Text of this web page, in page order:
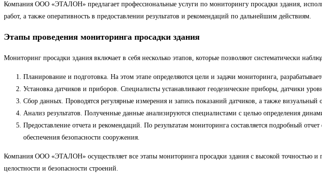
Компания ООО «ЭТАЛОН» предлагает профессиональные услуги по мониторингу просадки здания,
работ, а также оперативность в предоставлении результатов и рекомендаций по дальнейшим действиям.
Этапы проведения мониторинга просадки здания
Мониторинг просадки здания включает в себя несколько этапов, которые позволяют систематически
Планирование и подготовка. На этом этапе определяются цели и задачи мониторинга,
Установка датчиков и приборов. Специалисты устанавливают геодезические приборы, датчики
Сбор данных. Проводятся регулярные измерения и запись показаний датчиков, а также
Анализ результатов. Полученные данные анализируются специалистами с целью определения
Предоставление отчета и рекомендаций. По результатам мониторинга составляется подробный
обеспечения безопасности сооружения.
Компания ООО «ЭТАЛОН» осуществляет все этапы мониторинга просадки здания с высокой точностью
целостности и безопасности строений.